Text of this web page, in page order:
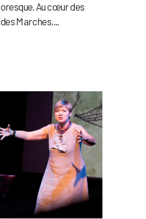
Au cœur des
Marches,...